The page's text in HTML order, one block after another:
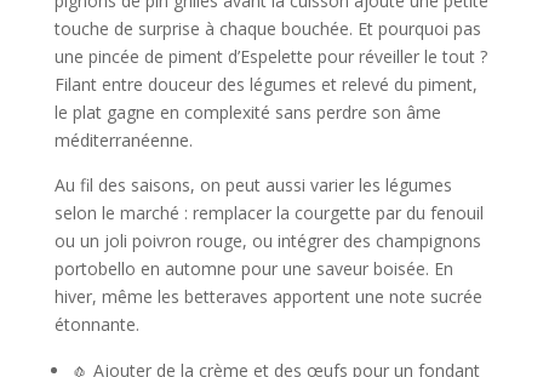
touche de surprise à chaque bouchée. Et pourquoi pas
une pincée de piment d’Espelette pour réveiller le tout ?
Filant entre douceur des légumes et relevé du piment,
le plat gagne en complexité sans perdre son âme
méditerranéenne.
Au fil des saisons, on peut aussi varier les légumes
selon le marché : remplacer la courgette par du fenouil
ou un joli poivron rouge, ou intégrer des champignons
portobello en automne pour une saveur boisée. En
hiver, même les betteraves apportent une note sucrée
étonnante.
🧄 Ajouter de la crème et des œufs pour un fondant